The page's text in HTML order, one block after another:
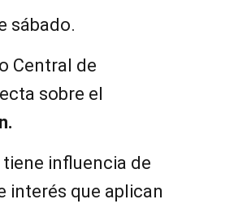
sábado.
Central de
sobre el
influencia de
interés que aplican